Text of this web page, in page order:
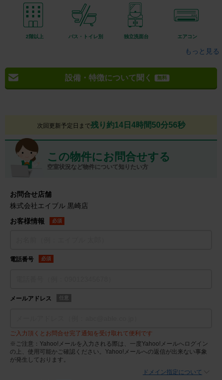
2階以上 バス・トイレ別 独立洗面台 エアコン
もっと見る
設備・特徴について聞く 無料
次回更新予定日まで残り約14日4時間50分55秒
この物件にお問合せする
空室状況など物件について知りたい方
お問合せ店舗
株式会社エイブル 黒崎店
お客様情報
必須
電話番号 必須
メールアドレス 任意
ご入力頂くとお問合せ完了通知を受け取れて便利です
※ご注意：Yahoo!メールを入力される際は、一度Yahoo!メールへログイン
の上、使用可能かご確認ください。Yahoo!メールへの返信が出来ない事象
が発生しております。
ドメイン指定について